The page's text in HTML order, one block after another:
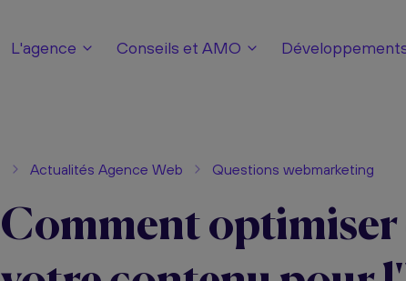
L'agence Conseils et AMO
Actualités Agence Web Questions webmarketing
Comment optimiser